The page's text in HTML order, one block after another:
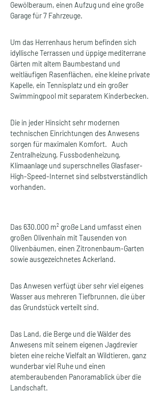
Gewölberaum, einen Aufzug und eine große
Garage für 7 Fahrzeuge.
Um das Herrenhaus herum befinden sich
idyllische Terrassen und üppige mediterrane
Gärten mit altem Baumbestand und
weitläufigen Rasenflächen, eine kleine private
Kapelle, ein Tennisplatz und ein großer
Swimmingpool mit separatem Kinderbecken.
Die in jeder Hinsicht sehr modernen
technischen Einrichtungen des Anwesens
sorgen für maximalen Komfort.   Auch
Zentralheizung, Fussbodenheizung,
Klimaanlage und superschnelles Glasfaser-
High-Speed-Internet sind selbstverständlich
vorhanden.
Das 630.000 m² große Land umfasst einen
großen Olivenhain mit Tausenden von
Olivenbäumen, einen Zitronenbaum-Garten
sowie ausgezeichnetes Ackerland.
Das Anwesen verfügt über sehr viel eigenes
Wasser aus mehreren Tiefbrunnen, die über
das Grundstück verteilt sind.
Das Land, die Berge und die Wälder des
Anwesens mit seinem eigenen Jagdrevier
bieten eine reiche Vielfalt an Wildtieren, ganz
wunderbar viel Ruhe und einen
atemberaubenden Panoramablick über die
Landschaft.